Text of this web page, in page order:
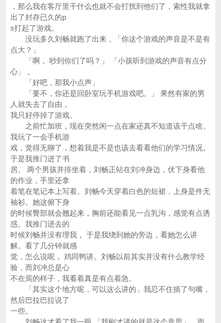
，那么我在客厅里干什么也就不会打扰到他们了，索性我就拿
出了封存已久的p
s打起了游戏。
没玩多久刘畅就跑了出来，「你这个游戏的声音是不是有
点大？」
「啊， 吵到你们了吗？」 「小孩听到游戏的声音有点分
心」 。
「好吧，那我小点声」
「要不，你还是回卧室玩手机游戏吧。」 果然有家的男
人就失去了自由，
我只好停掉了游戏。
之前忙加班，现在突然闲一点在家还真不知道该干点啥。
我玩了一会手机游
戏，觉得无聊了，想着我是不是也该去看看他们的学习情况。
于是我推门进了书
房。 两个男孩并排坐着，刘畅正站在刘冲身边，伏下身看他
的作业，手里还拿
着笔在笔记本上写着。刘畅今天穿着白色的短裙，上身是件无
袖衫。她这俯下身
的时候臀部就会翘起来，胸前还能看见一点乳沟，感觉有点诱
惑。我推门进去的
时候刘畅并没有理我， 于是我绕到她的旁边，看她怎么讲
解。看了几分钟就感
觉，怎么说呢， 鸡同鸭讲。刘畅以前其实并没有什么教学经
验，而刘冲总是心
不在焉的样子，我看着真是有点着急。
「其实这个地方呢，可以这么讲的」我忍不住插了句嘴，
然后巴拉巴拉说了
一些。